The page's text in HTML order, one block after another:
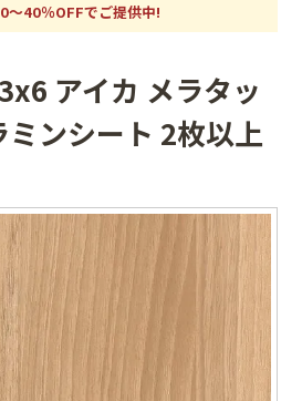
～40％OFFでご提供中!
アイカ メラタッ
ンシート 2枚以上